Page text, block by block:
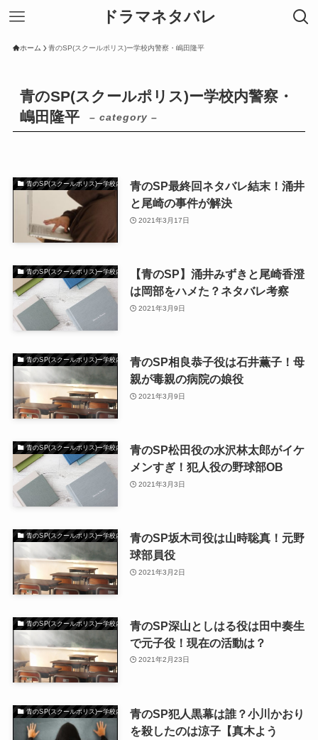
ドラマネタバレ
ホーム 青のSP(スクールポリス)ー学校内警察・嶋田隆平
青のSP(スクールポリス)ー学校内警察・
嶋田隆平
– category –
青のSP(スクールポリス)ー学校内警察・嶋田隆平青のSP最終回ネタバレ結末！涌井
と尾崎の事件が解決
2021年3月17日
青のSP(スクールポリス)ー学校内警察・嶋田隆平【青のSP】涌井みずきと尾崎香澄
は岡部をハメた？ネタバレ考察
2021年3月9日
青のSP(スクールポリス)ー学校内警察・嶋田隆平青のSP相良恭子役は石井薫子！母
親が毒親の病院の娘役
2021年3月9日
青のSP(スクールポリス)ー学校内警察・嶋田隆平青のSP松田役の水沢林太郎がイケ
メンすぎ！犯人役の野球部OB
2021年3月3日
青のSP(スクールポリス)ー学校内警察・嶋田隆平青のSP坂木司役は山時聡真！元野
球部員役
2021年3月2日
青のSP(スクールポリス)ー学校内警察・嶋田隆平青のSP深山としはる役は田中奏生
で元子役！現在の活動は？
2021年2月23日
青のSP(スクールポリス)ー学校内警察・嶋田隆平青のSP犯人黒幕は誰？小川かおり
を殺したのは涼子【真木よう